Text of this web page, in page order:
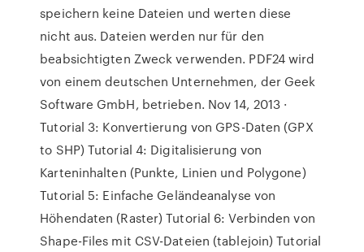
speichern keine Dateien und werten diese
nicht aus. Dateien werden nur für den
beabsichtigten Zweck verwenden. PDF24 wird
von einem deutschen Unternehmen, der Geek
Software GmbH, betrieben. Nov 14, 2013 ·
Tutorial 3: Konvertierung von GPS-Daten (GPX
to SHP) Tutorial 4: Digitalisierung von
Karteninhalten (Punkte, Linien und Polygone)
Tutorial 5: Einfache Geländeanalyse von
Höhendaten (Raster) Tutorial 6: Verbinden von
Shape-Files mit CSV-Dateien (tablejoin) Tutorial